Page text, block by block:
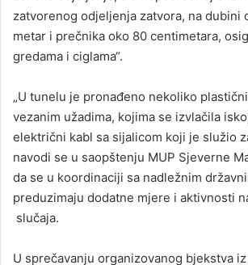
zatvorenog odjeljenja zatvora, na dubini
metar i prečnika oko 80 centimetara,
gredama i ciglama“.
„U tunelu je pronađeno nekoliko
vezanim užadima, kojima se izvlačila
električni kabl sa sijalicom koji je služio
navodi se u saopštenju MUP Sjeverne
da se u koordinaciji sa nadležnim
preduzimaju dodatne mjere i aktivnosti
slučaja.
U sprečavanju organizovanog bjekstva